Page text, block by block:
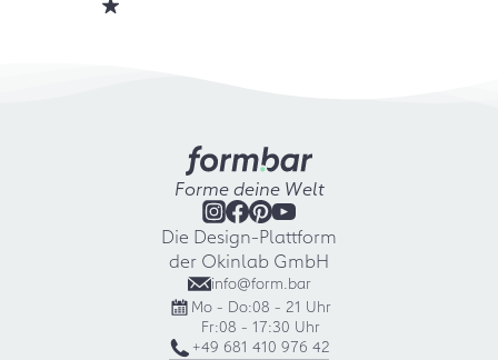
Forme deine Welt
Die Design-Plattform
der Okinlab GmbH
info@form.bar
Mo - Do:08 - 21 Uhr
Fr:08 - 17:30 Uhr
+49 681 410 976 42